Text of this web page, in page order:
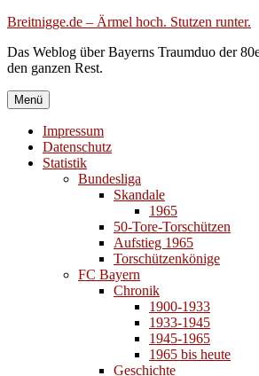
Zum
springen
Breitnigge.de – Ärmel hoch. Stutzen runter.
Das Weblog über Bayerns Traumduo der
den ganzen Rest.
Menü
Impressum
Datenschutz
Statistik
Bundesliga
Skandale
1965
50-Tore-Torschützen
Aufstieg 1965
Torschützenkönige
FC Bayern
Chronik
1900-1933
1933-1945
1945-1965
1965 bis heute
Geschichte